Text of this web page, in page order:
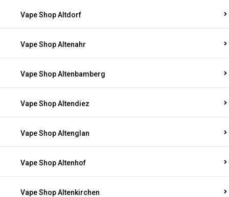
Vape Shop Altdorf
Vape Shop Altenahr
Vape Shop Altenbamberg
Vape Shop Altendiez
Vape Shop Altenglan
Vape Shop Altenhof
Vape Shop Altenkirchen